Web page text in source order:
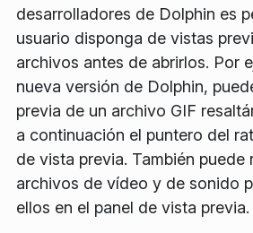
desarrolladores de Dolphin es
usuario disponga de vistas
archivos antes de abrirlos. Por
nueva versión de Dolphin,
previa de un archivo GIF
a continuación el puntero del
de vista previa. También puede
archivos de vídeo y de sonido
ellos en el panel de vista previa.